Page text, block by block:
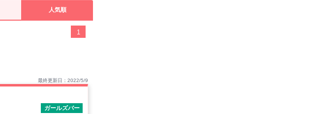
人気順
1
最終更新日：2022/5/9
ガールズバー